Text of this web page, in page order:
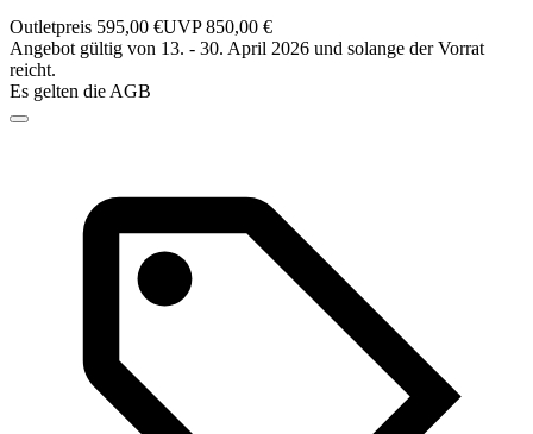
Outletpreis 595,00 €UVP 850,00 €
Angebot gültig von 13. - 30. April 2026 und solange der Vorrat
reicht.
Es gelten die AGB